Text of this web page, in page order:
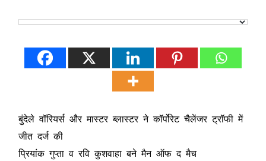
बुंदेले वॉरियर्स और मास्टर ब्लास्टर ने कॉर्पोरेट चैलेंजर ट्रॉफी में
जीत दर्ज की
प्रियांक गुप्ता व रवि कुशवाहा बने मैन ऑफ द मैच